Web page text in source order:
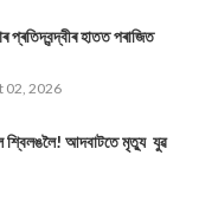
প্ৰতিদ্বন্দ্বীৰ হাতত পৰাজিত
02, 2026
শ্বিলঙলৈ! আদবাটতে মৃত্যু যুৱ